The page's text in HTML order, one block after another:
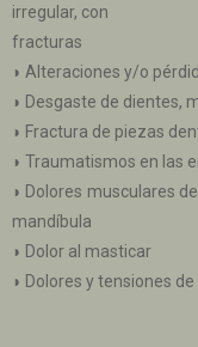
irregular, con
fracturas
◗ Alteraciones y/o
◗ Desgaste de dientes,
◗ Fractura de piezas
◗ Traumatismos en las
◗ Dolores musculares
mandíbula
◗ Dolor al masticar
◗ Dolores y tensiones